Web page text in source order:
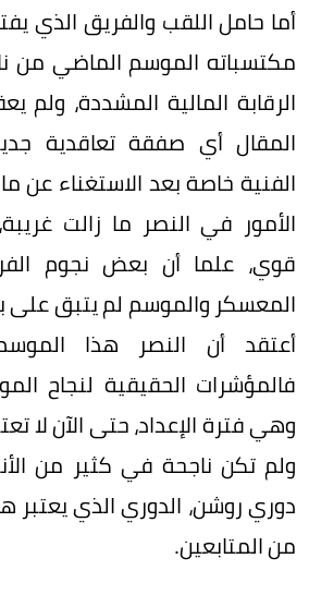
أما حامل اللقب والفريق الذي
مكتسباته الموسم الماضي من
الرقابة المالية المشددة، ولم
المقال أي صفقة تعاقدية
الفنية خاصة بعد الاستغناء عن
الأمور في النصر ما زالت
قوي، علما أن بعض نجوم
المعسكر والموسم لم يتبق على
أعتقد أن النصر هذا
فالمؤشرات الحقيقية لنجاح
وهي فترة الإعداد، حتى الآن لا
ولم تكن ناجحة في كثير من
دوري روشن، الدوري الذي يعتبر
من المتابعين.